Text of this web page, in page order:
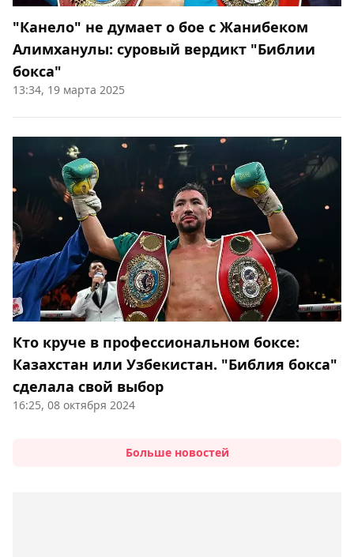
"Канело" не думает о бое с Жанибеком
Алимханулы: суровый вердикт "Библии
бокса"
13:34, 19 марта 2025
Кто круче в профессиональном боксе:
Казахстан или Узбекистан. "Библия бокса"
сделала свой выбор
16:25, 08 октября 2024
Больше новостей